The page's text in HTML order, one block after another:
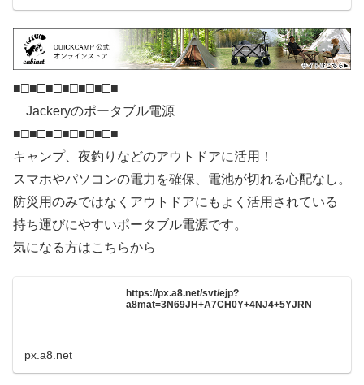
■□■□■□■□■□■□■
Jackeryのポータブル電源
■□■□■□■□■□■□■
キャンプ、夜釣りなどのアウトドアに活用！
スマホやパソコンの電力を確保、電池が切れる心配なし。
防災用のみではなくアウトドアにもよく活用されている
持ち運びにやすいポータブル電源です。
気になる方はこちらから
https://px.a8.net/svt/ejp?
a8mat=3N69JH+A7CH0Y+4NJ4+5YJRN
px.a8.net